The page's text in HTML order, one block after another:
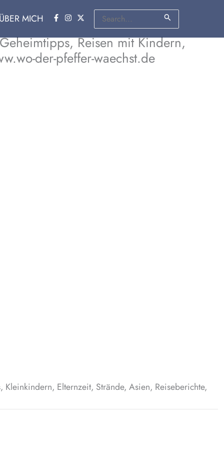
ÜBER MICH
Suchen
nach:
Reisen mit Kindern,
der-pfeffer-waechst.de
Elternzeit, Strände, Asien, Reiseberichte,